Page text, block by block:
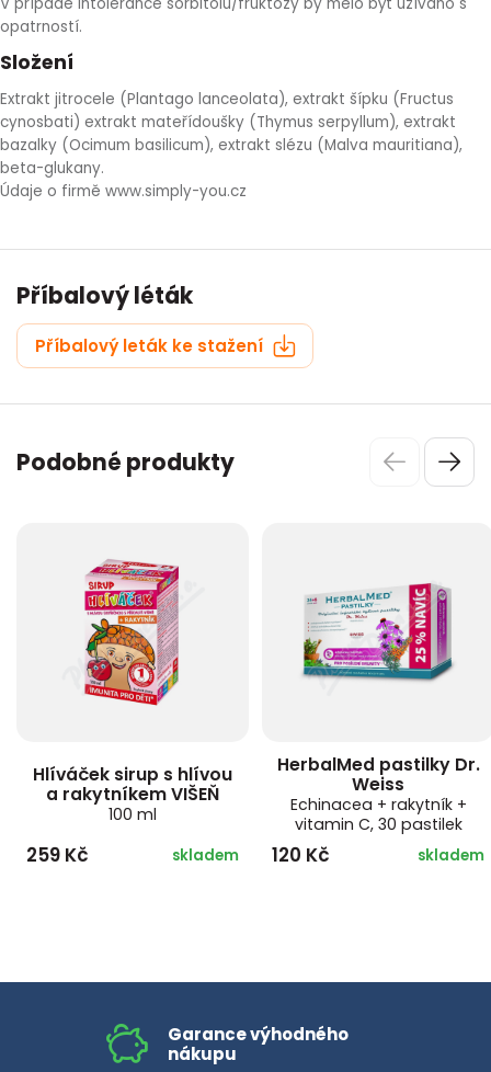
opatrností.
Složení
Extrakt jitrocele (Plantago lanceolata), extrakt šípku (Fructus
cynosbati) extrakt mateřídoušky (Thymus serpyllum), extrakt
bazalky (Ocimum basilicum), extrakt slézu (Malva mauritiana),
beta-glukany.
Údaje o firmě www.simply-you.cz
Příbalový léták
Příbalový leták ke stažení
Podobné produkty
Hlíváček sirup s hlívou
a rakytníkem VIŠEŇ
100 ml
259 Kč skladem
HerbalMed pastilky Dr.
Weiss
Echinacea + rakytník +
vitamin C, 30 pastilek
120 Kč skladem
Garance výhodného
nákupu